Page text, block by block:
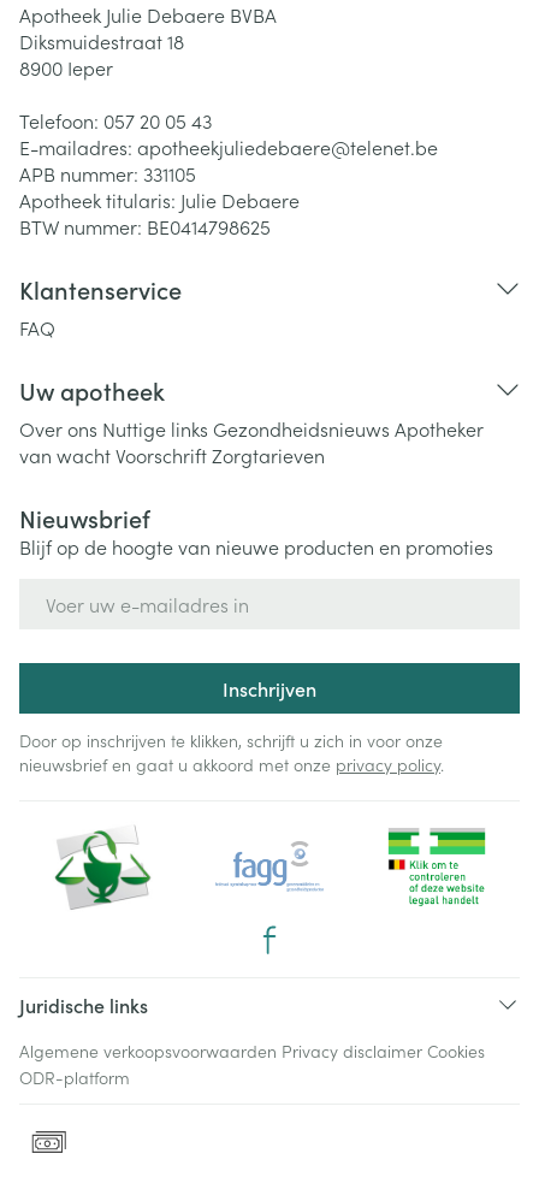
Apotheek Julie Debaere BVBA
Diksmuidestraat 18
8900 Ieper
Telefoon: 057 20 05 43
E-mailadres: apotheekjuliedebaere@telenet.be
APB nummer: 331105
Apotheek titularis: Julie Debaere
BTW nummer: BE0414798625
Klantenservice
FAQ
Uw apotheek
Over ons Nuttige links Gezondheidsnieuws Apotheker
van wachtVoorschriftZorgtarieven
Nieuwsbrief
Blijf op de hoogte van nieuwe producten en promoties
Inschrijven
Door op inschrijven te klikken, schrijft u zich in voor onze
nieuwsbrief en gaat u akkoord met onze privacy policy.
Juridische links
Algemene verkoopsvoorwaarden Privacy disclaimer Cookies
ODR-platform